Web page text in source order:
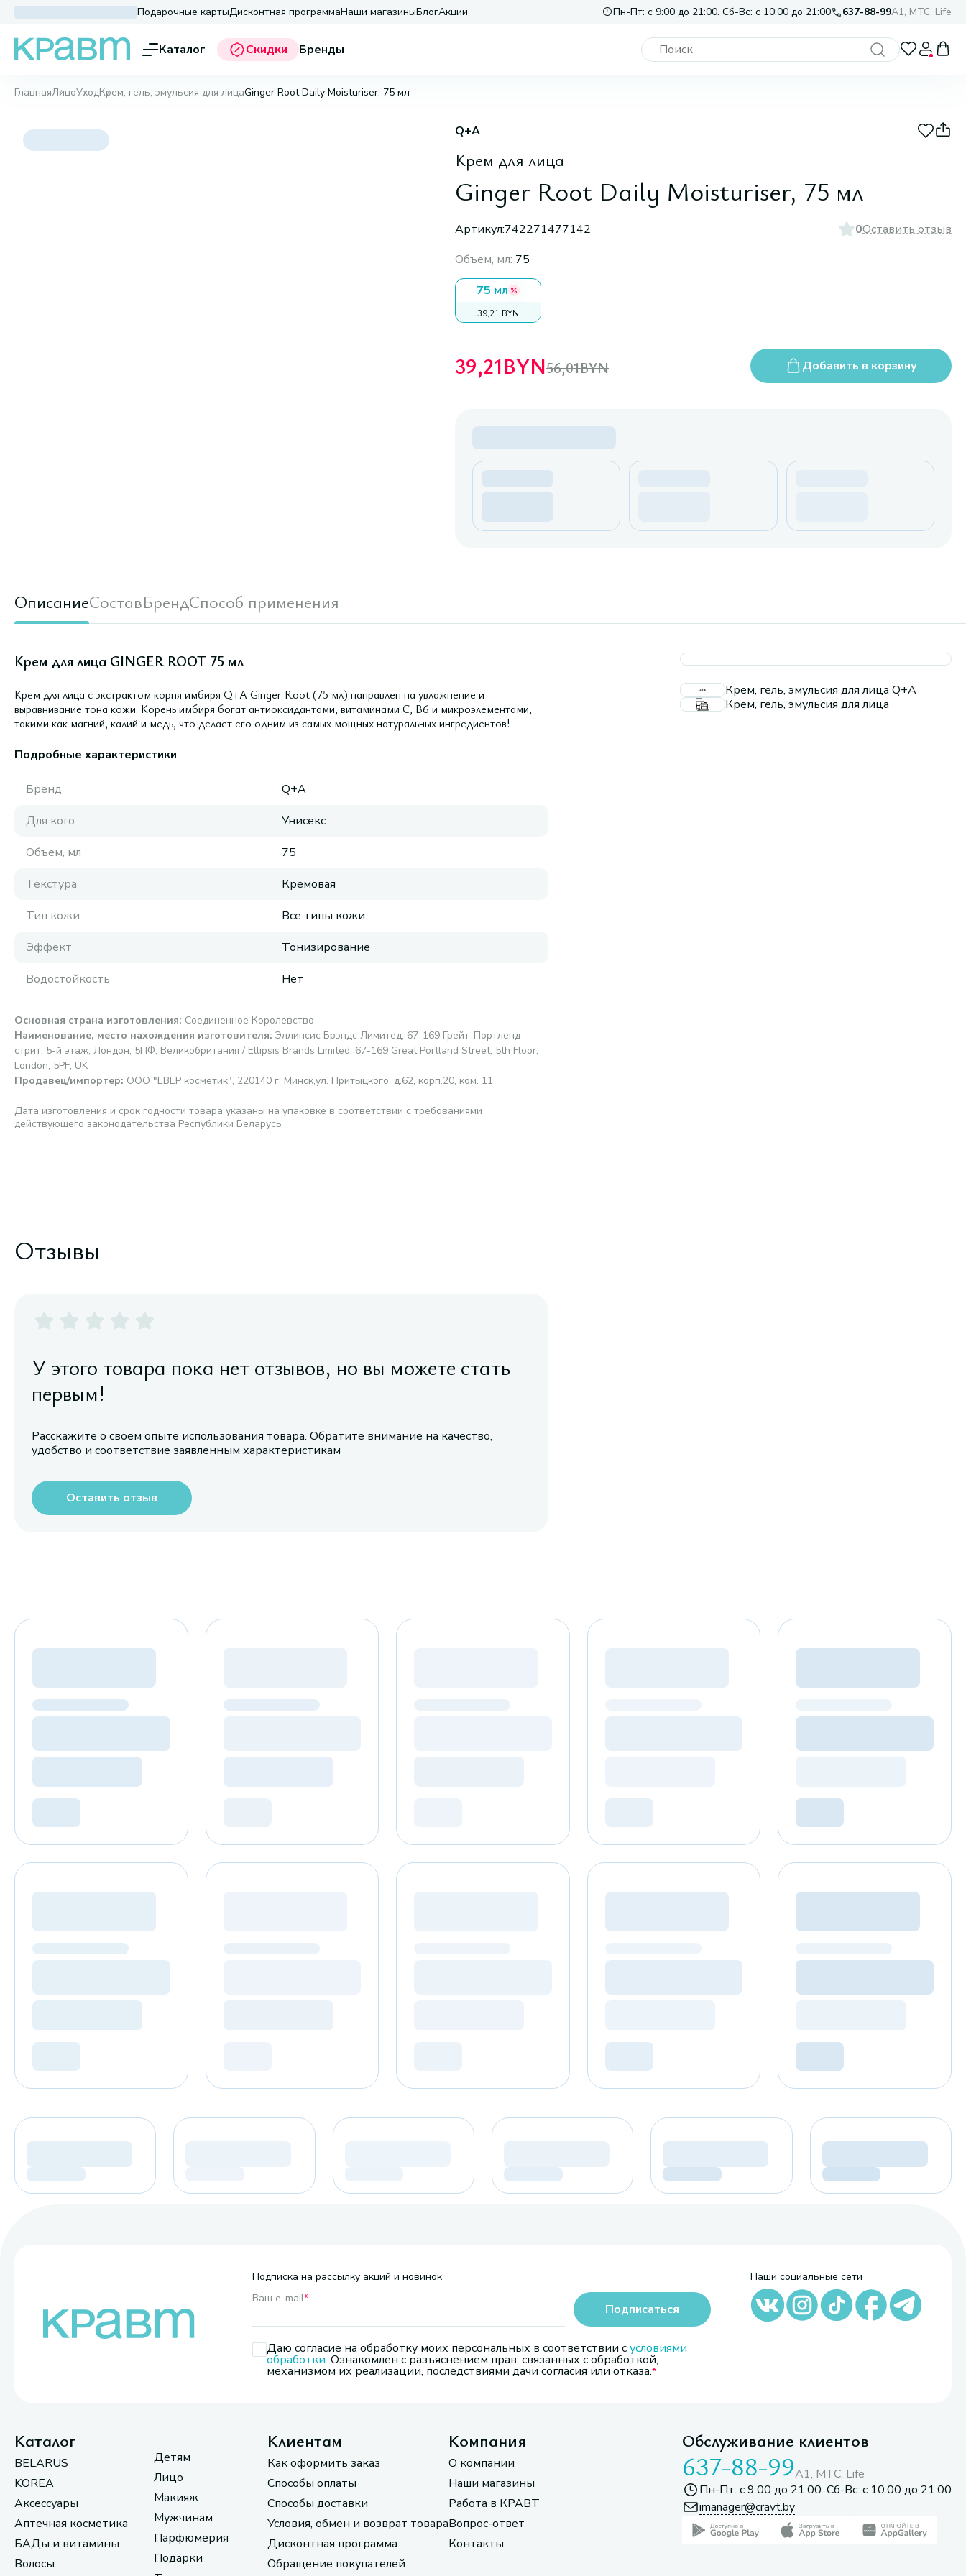
Подарочные картыДисконтная программаНаши магазиныБлогАкции Пн-Пт: с 9:00 до 21:00. Сб-Вс: с 10:00 до 21:00 637-88-99A1, МТС, Life
Каталог Скидки Бренды
ГлавнаяЛицоУходКрем, гель, эмульсия для лицаGinger Root Daily Moisturiser, 75 мл
Q+A
Крем для лица
Ginger Root Daily Moisturiser, 75 мл
Артикул:742271477142 0Оставить отзыв
Объем, мл: 75
75 мл
39,21 BYN
39,21BYN56,01BYN Добавить в корзину
ОписаниеСоставБрендСпособ применения
Крем для лица GINGER ROOT 75 мл
Крем для лица с экстрактом корня имбиря Q+A Ginger Root (75 мл) направлен на увлажнение и
выравнивание тона кожи. Корень имбиря богат антиоксидантами, витаминами С, В6 и микроэлементами,
такими как магний, калий и медь, что делает его одним из самых мощных натуральных ингредиентов!
Подробные характеристики
Бренд
Q+A
Для кого
Унисекс
Объем, мл
75
Текстура
Кремовая
Тип кожи
Все типы кожи
Эффект
Тонизирование
Водостойкость
Нет
Основная страна изготовления: Соединенное Королевство
Наименование, место нахождения изготовителя: Эллипсис Брэндс Лимитед, 67-169 Грейт-Портленд-
стрит, 5-й этаж, Лондон, 5ПФ, Великобритания / Ellipsis Brands Limited, 67-169 Great Portland Street, 5th Floor,
London, 5PF, UK
Продавец/импортер: ООО "ЕВЕР косметик", 220140 г. Минск,ул. Притыцкого, д.62, корп.20, ком. 11
Дата изготовления и срок годности товара указаны на упаковке в соответствии с требованиями
действующего законодательства Республики Беларусь
Крем, гель, эмульсия для лица Q+A
Крем, гель, эмульсия для лица
Отзывы
У этого товара пока нет отзывов, но вы можете стать
первым!
Расскажите о своем опыте использования товара. Обратите внимание на качество,
удобство и соответствие заявленным характеристикам
Оставить отзыв
Подписка на рассылку акций и новинок
Ваш e-mail*
Даю согласие на обработку моих персональных в соответствии сусловиями
обработки. Ознакомлен с разъяснением прав, связанных с обработкой,
механизмом их реализации, последствиями дачи согласия или отказа.
Подписаться
Наши социальные сети
Каталог
BELARUS
KOREA
Аксессуары
Аптечная косметика
БАДы и витамины
Волосы
Детям
Лицо
Макияж
Мужчинам
Парфюмерия
Подарки
Клиентам
Как оформить заказ
Способы оплаты
Способы доставки
Условия, обмен и возврат товара
Дисконтная программа
Обращение покупателей
Компания
О компании
Наши магазины
Работа в КРАВТ
Вопрос-ответ
Контакты
Обслуживание клиентов
637-88-99A1, МТС, Life
Пн-Пт: с 9:00 до 21:00. Сб-Вс: с 10:00 до 21:00
imanager@cravt.by